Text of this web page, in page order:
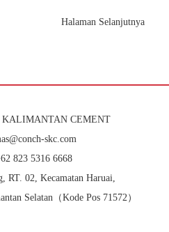
Halaman Selanjutnya
KALIMANTAN CEMENT
skc.com
823 5316 6668
RT. 02, Kecamatan Haruai,
Selatan（Kode Pos 71572）